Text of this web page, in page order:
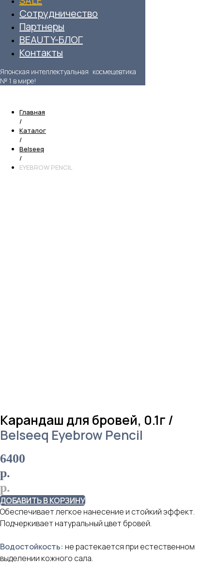
Сотрудничество
Партнеры
BEAUTY-БЛОГ
Контакты
Японская интеллектуальная космецевтика
№ 1 в мире!
Главная
/
Каталог
/
Belseeq
/
EYEBROW PENCIL
Карандаш для бровей, 0.1г /
Belseeq Eyebrow Pencil
6400
р.
р.
ДОБАВИТЬ В КОРЗИНУ
Обеспечивает легкое нанесение и стойкий эффект.
Подчеркивает натуральный цвет бровей.
Водостойкость: не растекается при естественном
выделении кожного сала.